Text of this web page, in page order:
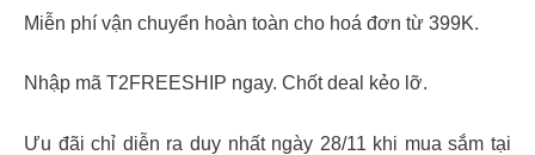
Miễn phí vận chuyển hoàn toàn cho hoá đơn từ 399K.
Nhập mã T2FREESHIP ngay. Chốt deal kẻo lỡ.
Ưu đãi chỉ diễn ra duy nhất ngày 28/11 khi mua sắm tại